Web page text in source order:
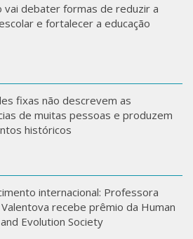
vai debater formas de reduzir a
e fortalecer a educação
fixas não descrevem as
de muitas pessoas e produzem
históricos
internacional: Professora
Valentova recebe prêmio da Human
Evolution Society